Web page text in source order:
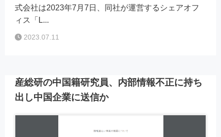
式会社は2023年7月7日、同社が運営するシェアオフ
ィス「L...
2023.07.11
産総研の中国籍研究員、内部情報不正に持ち
出し中国企業に送信か